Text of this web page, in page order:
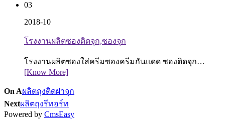
03
2018-10
โรงงานผลิตซองติดจุก,ซองจุก
โรงงานผลิตซองใส่ครีมซองครีมกันแดด ซองติดจุก…
[Know More]
On Aผลิตถุงติดฝาจุก
Nextผลิตถุงรีทอร์ท
Powered by CmsEasy